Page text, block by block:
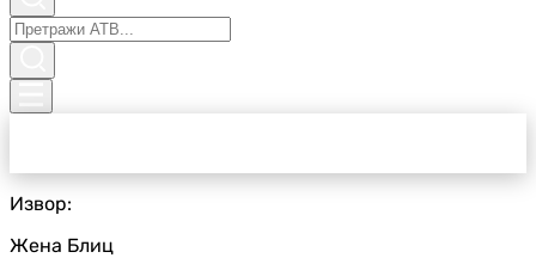
Извор:
Жена Блиц